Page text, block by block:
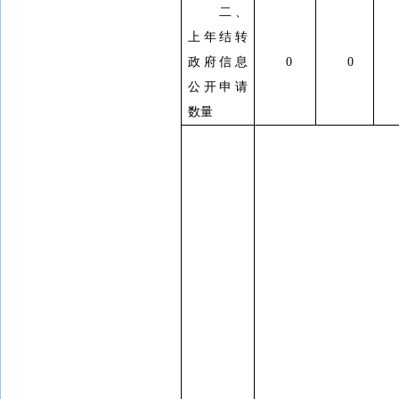
二、
上年结转
政府信息
公开申请
数量
0 0